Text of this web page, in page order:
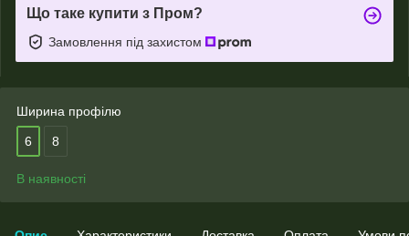
Що таке купити з Пром?
Замовлення під захистом
Ширина профілю
6 8
В наявності